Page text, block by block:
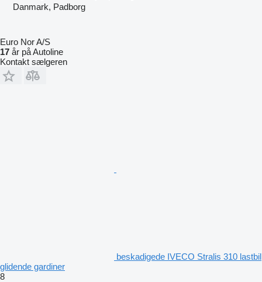
Danmark, Padborg
Euro Nor A/S
17 år på Autoline
Kontakt sælgeren
beskadigede IVECO Stralis 310 lastbil
glidende gardiner
8